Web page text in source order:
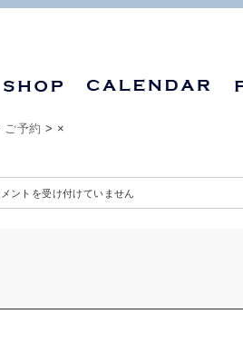
ご予約 > ×
メントを受け付けていません